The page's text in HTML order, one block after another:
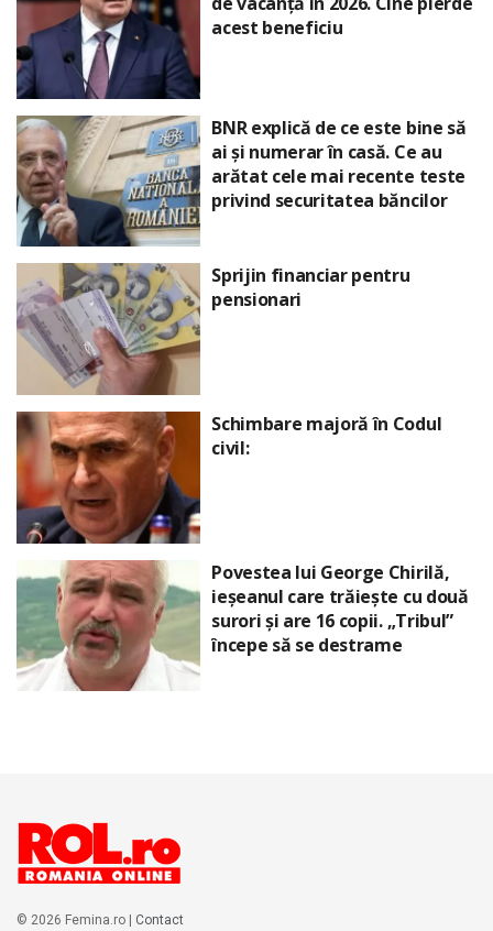
acest beneficiu
BNR explică de ce este bine să
ai și numerar în casă. Ce au
arătat cele mai recente teste
privind securitatea băncilor
Sprijin financiar pentru
pensionari
Schimbare majoră în Codul
civil:
Povestea lui George Chirilă,
ieșeanul care trăiește cu două
surori și are 16 copii. „Tribul”
începe să se destrame
© 2026 Femina.ro | Contact